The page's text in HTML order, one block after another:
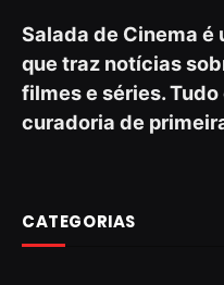
Salada de Cinema é
que traz notícias
filmes e séries.
curadoria de
CATEGORIAS